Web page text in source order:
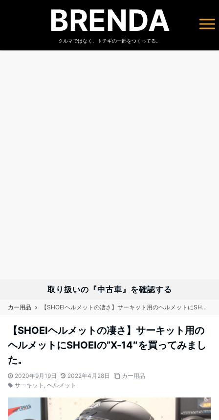
BRENDA
クルマではなく、トチギの一部をつくってる。
取り扱いの『中古車』を確認する
カー用品 【SHOEIヘルメットの凄さ】サーキット用のヘルメットにSHOEIの”X-14″を買ってみました。
【SHOEIヘルメットの凄さ】サーキット用の
ヘルメットにSHOEIの”X-14″を買ってみまし
た。
2020年9月19日 2022年4月28日
カー用品
サーキット , ヘルメット